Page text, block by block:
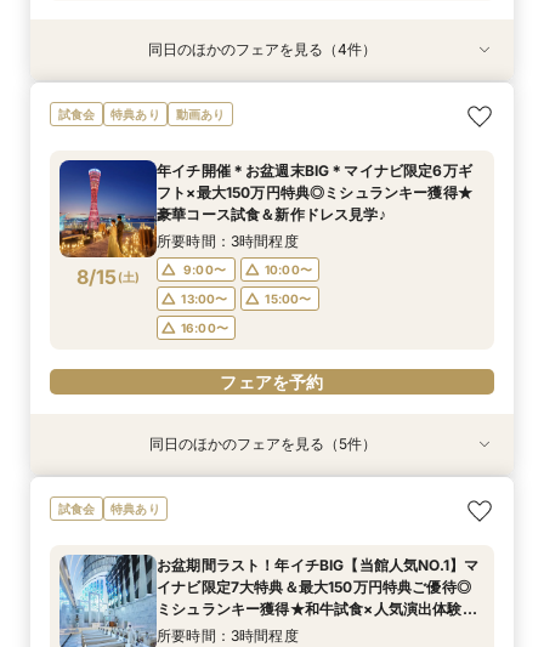
特典あり
8/14(金)
＼金曜限定／人気ドレス試着&大聖堂見学＊最大
150万円特典＊
11:00〜 15:00〜
フェアを予約
8/14(金)
【お仕事終わり＊最短120分】挙式体験×見積り
相談会＊最大150万ご優待
17:00〜
フェアを予約
特典あり
8/14(金)
＼初見学で5万円分ギフト／美景＆試食付ファー
ストステップ相談会
11:00〜
12:00〜
15:00〜
16:00〜
フェアを予約
特典あり
8/14(金)
少人数プラン相談会＊20名様～美食＆人気ドレ
ス見学＊
11:00〜
12:00〜
15:00〜
16:00〜
フェアを予約
同日のほかのフェアを見る（4件）
試食会 特典あり 動画あり
8/15(土)
年イチ開催＊お盆週末BIG＊マイナビ限定6万ギ
フト×最大150万円特典◎ミシュランキー獲得★
豪華コース試食＆新作ドレス見学♪
所要時間：3時間程度
9:00〜
10:00〜
13:00〜
15:00〜
16:00〜
フェアを予約
特典あり
8/15(土
＼初見学がおすすめ！／絶品試食＊5万円相当ギ
フト&最大150万円特典
9:00〜
10:00〜
13:00〜
15:00〜
16:00〜
特典あり
8/15(土
＊何も決まってなくてOK！ご結婚式を検討し始
めた方へ＊コース試食×安心見積相談♪
9:00〜
10:00〜
13:00〜
15:00〜
16:00〜
特典あり
8/15(土
【少人数×贅沢婚】20名〜叶う上質なおもてなし
＊絶景オーシャンビュー＆4万円牛フィレ試食
9:00〜
10:00〜
13:00〜
15:00〜
16:00〜
特典あり
8/15(土
【2件目以降の見学歓迎】他館の見積持参で挙式
料プレゼント×本音の見積比較フェア
9:00〜
10:00〜
13:00〜
15:00〜
16:00〜
特典あり
8/15(土
《AMがお得！》花嫁体験◎ドレス30万円特典×
カラー診断＆オーシャンビューで豪華美食×感動
所要時間：3時間程度
9:00〜
10:00〜
13:00〜
15:00〜
同日のほかのフェアを見る（5件）
試食会 特典あり
お盆期間ラスト！年イチBIG【当館人気NO.1】マ
イナビ限定7大特典＆最大150万円特典ご優待◎
ミシュランキー獲得★和牛試食×人気演出体験×
新作ドレス見学
所要時間：3時間程度